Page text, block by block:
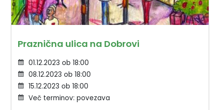
Praznična ulica na Dobrovi
01.12.2023 ob 18:00
08.12.2023 ob 18:00
15.12.2023 ob 18:00
Več terminov: povezava